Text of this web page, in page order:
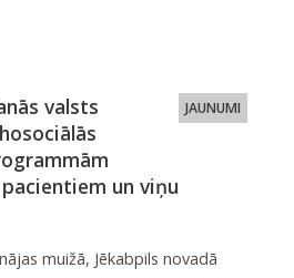
JAUNUMI
valsts
un viņu
muižā, Jēkabpils novadā